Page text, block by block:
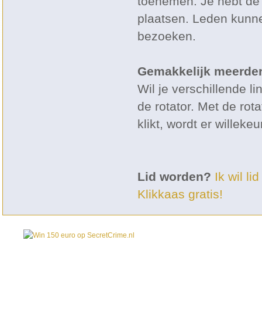
plaatsen. Leden
bezoeken.
Gemakkelijk
Wil je verschillende
de rotator. Met de
klikt, wordt er
Lid worden? Ik wil
Klikkaas gratis!